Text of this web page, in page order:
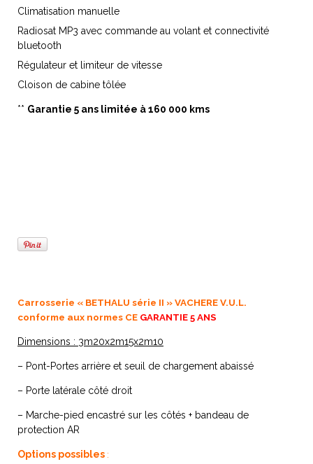
Climatisation manuelle
Radiosat MP3 avec commande au volant et connectivité
bluetooth
Régulateur et limiteur de vitesse
Cloison de cabine tôlée
** Garantie 5 ans limitée à 160 000 kms
Carrosserie « BETHALU série II » VACHERE V.U.L.
conforme aux normes CE GARANTIE 5 ANS
Dimensions : 3m20x2m15x2m10
– Pont-Portes arrière et seuil de chargement abaissé
– Porte latérale côté droit
– Marche-pied encastré sur les côtés + bandeau de
protection AR
Options possibles :